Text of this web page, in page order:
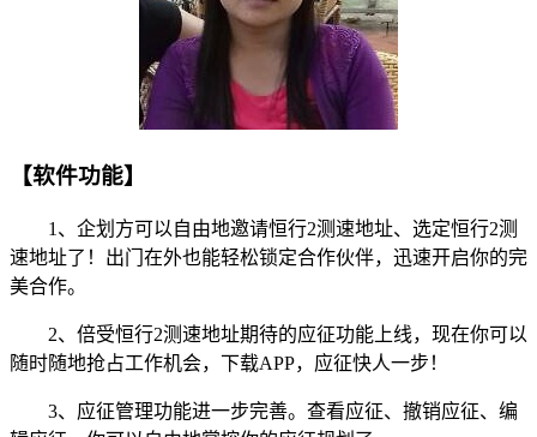
【软件功能】
1、企划方可以自由地邀请恒行2测速地址、选定恒行2测
速地址了！出门在外也能轻松锁定合作伙伴，迅速开启你的完
美合作。
2、倍受恒行2测速地址期待的应征功能上线，现在你可以
随时随地抢占工作机会，下载APP，应征快人一步！
3、应征管理功能进一步完善。查看应征、撤销应征、编